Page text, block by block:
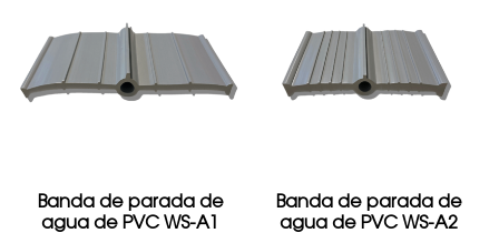
Banda de parada de
agua de PVC WS-A1
Banda de parada de
agua de PVC WS-A2